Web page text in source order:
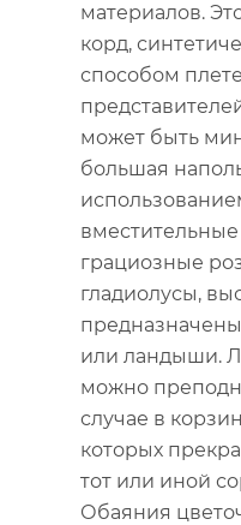
материалов.
корд,
способом
может быть
большая
грациозные
гладиолусы,
или ландыши.
можно
случае в
которых
тот или иной
Обаяния